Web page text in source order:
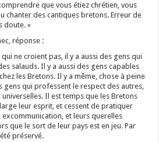
comprendre que vous étiez chrétien, vous
chanter des cantiques bretons. Erreur de
doute. »
réponse :
qui ne croient pas, il y a aussi des gens qui
salauds. Il y a aussi des gens capables
les Bretons. Il y a même, chose à peine
gens qui professent le respect des autres,
universelles. Il est temps que les Bretons
leur esprit, et cessent de pratiquer
excommunication, et leurs querelles
que le sort de leur pays est en jeu. Par
préservé.